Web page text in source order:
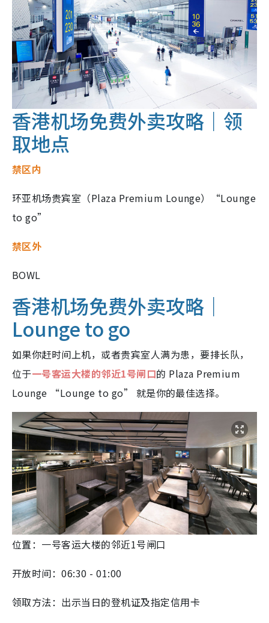
香港机场免费外卖攻略｜领
取地点
禁区内
环亚机场贵宾室（Plaza Premium Lounge）“Lounge
to go”
禁区外
BOWL
香港机场免费外卖攻略｜
Lounge to go
如果你赶时间上机，或者贵宾室人满为患，要排长队，
位于一号客运大楼的邻近1号闸口的 Plaza Premium
Lounge “Lounge to go” 就是你的最佳选择。
位置：一号客运大楼的邻近1号闸口
开放时间：06:30 - 01:00
领取方法：出示当日的登机证及指定信用卡